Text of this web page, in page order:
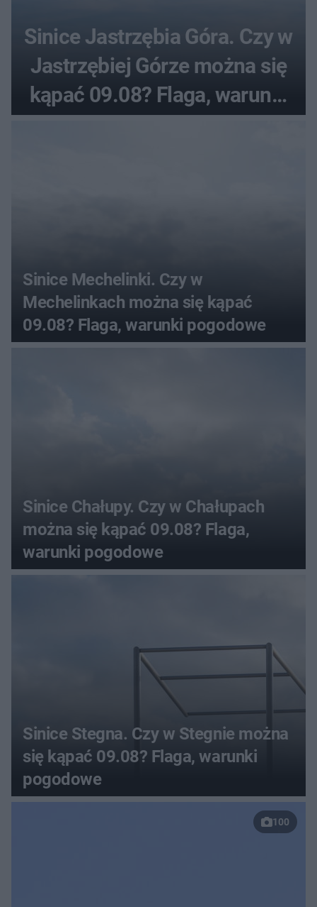
Sinice Jastrzębia Góra. Czy w
Jastrzębiej Górze można się
kąpać 09.08? Flaga, warunki
Sinice Mechelinki. Czy w
Mechelinkach można się kąpać
09.08? Flaga, warunki pogodowe
Sinice Chałupy. Czy w Chałupach
można się kąpać 09.08? Flaga,
warunki pogodowe
Sinice Stegna. Czy w Stegnie można
się kąpać 09.08? Flaga, warunki
pogodowe
100